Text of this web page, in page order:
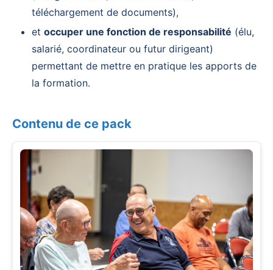
téléchargement de documents),
et occuper une fonction de responsabilité (élu,
salarié, coordinateur ou futur dirigeant)
permettant de mettre en pratique les apports de
la formation.
Contenu de ce pack